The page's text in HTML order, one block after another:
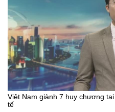
Việt Nam giành 7 huy chương
tế